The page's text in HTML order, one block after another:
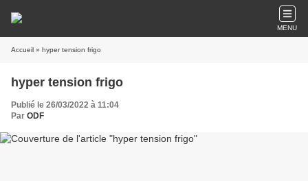
MENU
Accueil » hyper tension frigo
hyper tension frigo
Publié le 26/03/2022 à 11:04
Par ODF